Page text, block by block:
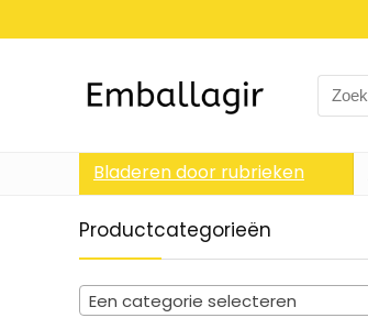
Search
for:
Bladeren door rubrieken
Productcategorieën
Een categorie selecteren